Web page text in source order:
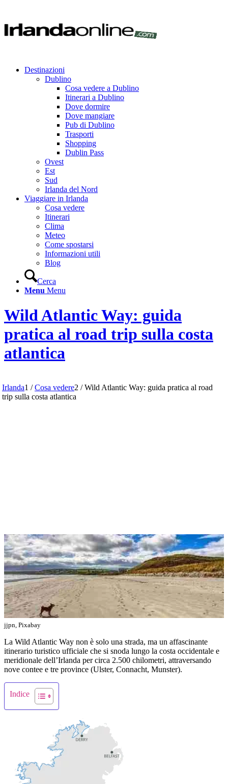
Destinazioni
Dublino
Cosa vedere a Dublino
Itinerari a Dublino
Dove dormire
Dove mangiare
Pub di Dublino
Trasporti
Shopping
Dublin Pass
Ovest
Est
Sud
Irlanda del Nord
Viaggiare in Irlanda
Cosa vedere
Itinerari
Clima
Meteo
Come spostarsi
Informazioni utili
Blog
Cerca
Menu Menu
Wild Atlantic Way: guida
pratica al road trip sulla costa
atlantica
Irlanda1 / Cosa vedere2 / Wild Atlantic Way: guida pratica al road
trip sulla costa atlantica
jjpn, Pixabay
La Wild Atlantic Way non è solo una strada, ma un affascinante
itinerario turistico ufficiale che si snoda lungo la costa occidentale e
meridionale dell’Irlanda per circa 2.500 chilometri, attraversando
nove contee e tre province (Ulster, Connacht, Munster).
Indice